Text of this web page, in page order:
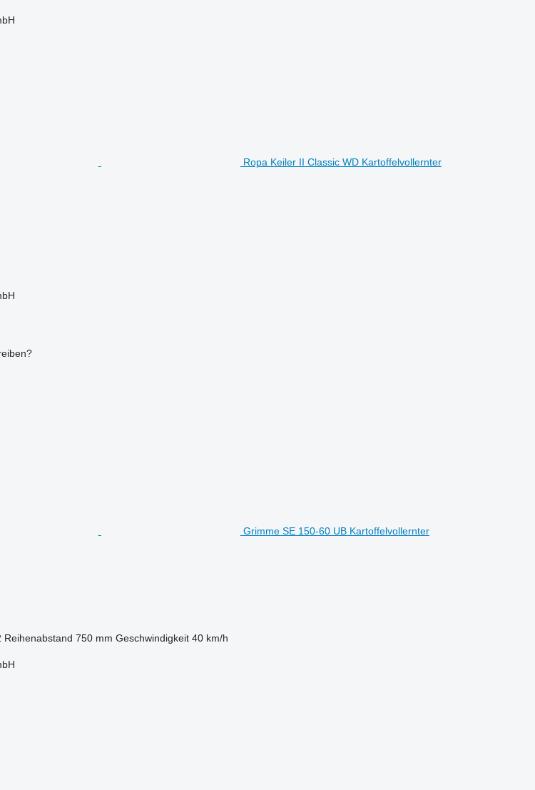
Ropa Keiler II Classic WD Kartoffelvollernter
Grimme SE 150-60 UB Kartoffelvollernter
Reihenabstand 750 mm Geschwindigkeit 40 km/h